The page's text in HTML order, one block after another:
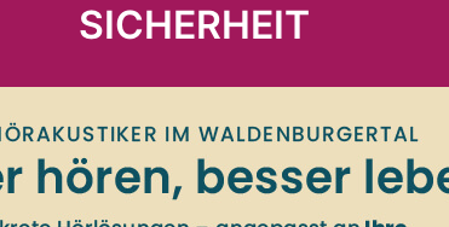
SICHERHEIT